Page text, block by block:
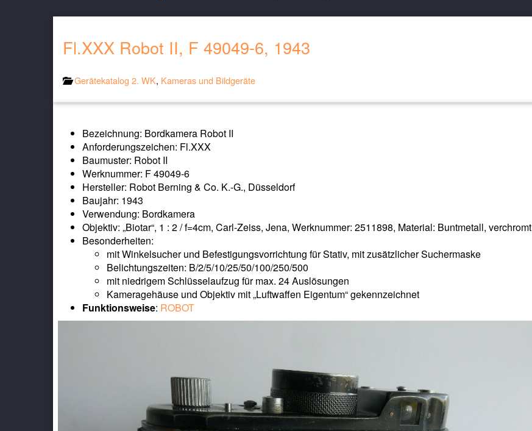
Fl.XXX Robot II, F 49049-6, 1943
Gerätekatalog 2. WK, Kameras und Bildgeräte
Bezeichnung: Bordkamera Robot II
Anforderungszeichen: Fl.XXX
Baumuster: Robot II
Werknummer: F 49049-6
Hersteller: Robot Berning & Co. K.-G., Düsseldorf
Baujahr: 1943
Verwendung: Bordkamera
Objektiv: „Biotar“, 1 : 2 / f=4cm, Carl-Zeiss, Jena, Werknummer: 2511898, Material: Buntmetall, verchromt
Besonderheiten:
mit Winkelsucher und Befestigungsvorrichtung für Stativ, mit zusätzlicher Suchermaske
Belichtungszeiten: B/2/5/10/25/50/100/250/500
mit niedrigem Schlüsselaufzug für max. 24 Auslösungen
Kameragehäuse und Objektiv mit „Luftwaffen Eigentum“ gekennzeichnet
Funktionsweise: ROBOT